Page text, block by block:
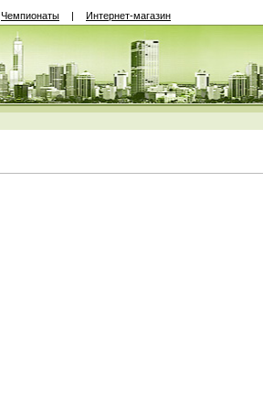
Чемпионаты | Интернет-магазин